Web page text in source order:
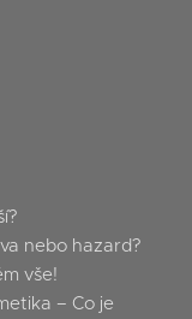
nebo hazard?
vše!
– Co je